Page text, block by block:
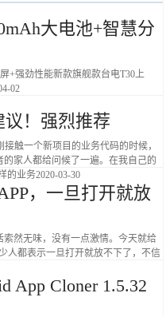
大电池+智慧分
+强劲性能新款旗舰款台电T30上
02
！强烈推荐
触一个新项目的业务代码的时候，
家人都给问候了一遍。在我自己的
的业务2020-03-30
，一旦打开就放
然无味，没有一点激情。今天就给
人都表示一旦打开就放不下了，不信
App Cloner 1.5.32